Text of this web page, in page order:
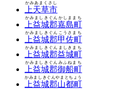
上天草市
かみあまくさし
上益城郡嘉島町
かみましきぐんかしままち
上益城郡甲佐町
かみましきぐんこうさまち
上益城郡益城町
かみましきぐんましきまち
上益城郡御船町
かみましきぐんみふねまち
上益城郡山都町
かみましきぐんやまとちょう